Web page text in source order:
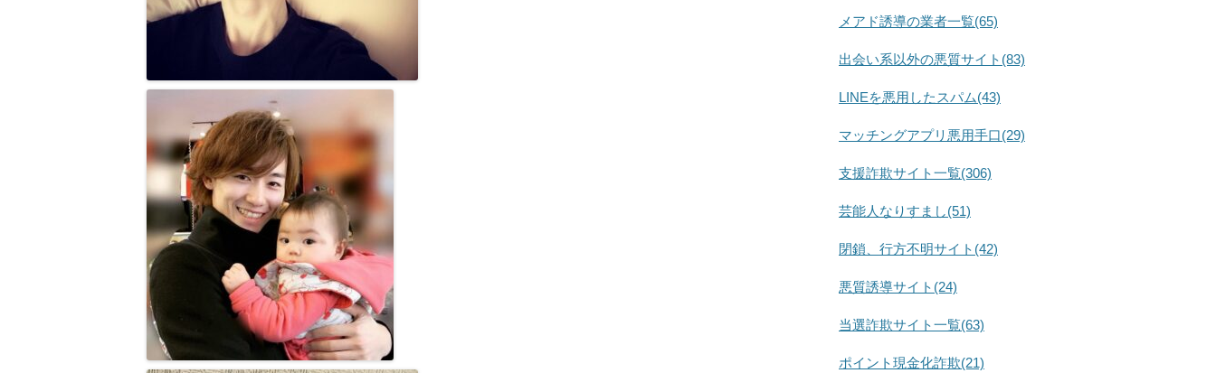
メアド誘導の業者一覧(65)
出会い系以外の悪質サイト(83)
LINEを悪用したスパム(43)
マッチングアプリ悪用手口(29)
支援詐欺サイト一覧(306)
芸能人なりすまし(51)
閉鎖、行方不明サイト(42)
悪質誘導サイト(24)
当選詐欺サイト一覧(63)
ポイント現金化詐欺(21)